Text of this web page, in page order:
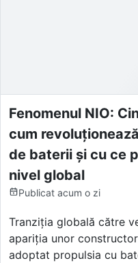
Fenomenul NIO:
cum
de baterii și cu ce
nivel global
Publicat acum o zi
Tranziția globală către
apariția unor
adoptat propulsia cu